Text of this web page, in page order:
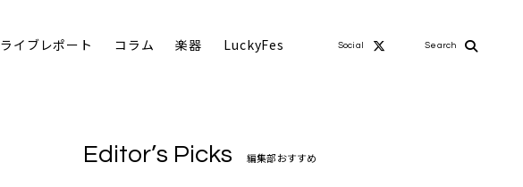
ライブレポート コラム 楽器 LuckyFes Social Search
Editor’s Picks 編集部おすすめ